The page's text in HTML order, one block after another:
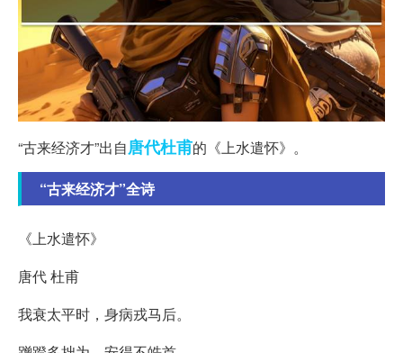
“古来经济才”出自唐代杜甫的《上水遣怀》。
“古来经济才”全诗
《上水遣怀》
唐代 杜甫
我衰太平时，身病戎马后。